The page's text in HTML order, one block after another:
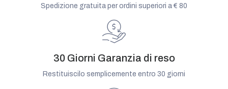
Spedizione gratuita per ordini superiori a € 80
30 Giorni Garanzia di reso
Restituiscilo semplicemente entro 30 giorni